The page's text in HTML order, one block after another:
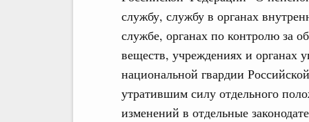
службу, службу в органах
службе, органах по контролю за
веществ, учреждениях и органах
национальной гвардии
утратившим силу отдельного
изменений в отдельные